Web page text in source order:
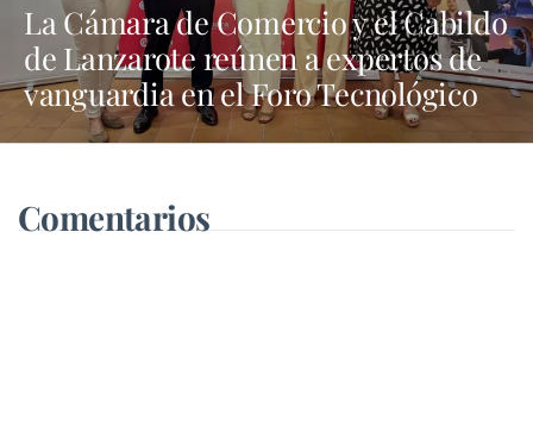
La Cámara de Comercio y el Cabildo
de Lanzarote reúnen a expertos de
vanguardia en el Foro Tecnológico
“Tech Nexus”
Comentarios